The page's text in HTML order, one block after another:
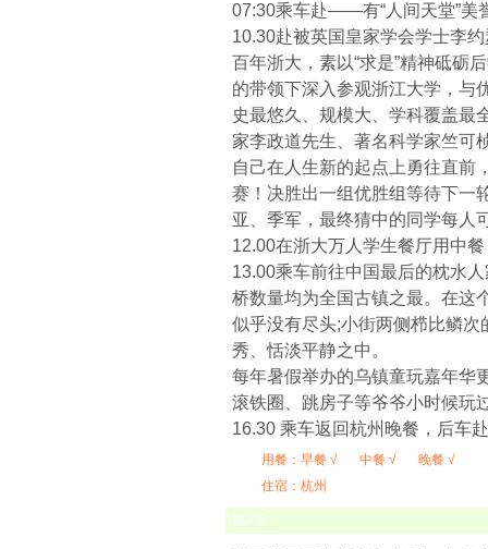
07:30乘车赴——有“人间天堂”美
10.30赴被英国皇家学会学士李
百年浙大，素以“求是”精神砥砺
的带领下深入参观浙江大学，与
史最悠久、规模大、学科覆盖最
家李政道先生、著名科学家竺可
自己在人生新的起点上勇往直前
赛！决胜出一组优胜组等待下一
亚、季军，最终猜中的同学每人
12.00在浙大万人学生餐厅用中
13.00乘车前往中国最后的枕水
桥数量均为全国古镇之最。在这
似乎没有尽头;小街两侧栉比鳞
秀、恬淡平静之中。
每年暑假举办的乌镇童玩嘉年华
滚铁圈、跳房子等爷爷小时候玩
16.30 乘车返回杭州晚餐，后车
用餐： 早餐 √ 中餐 √
晚餐 √
住宿：杭州
第4天